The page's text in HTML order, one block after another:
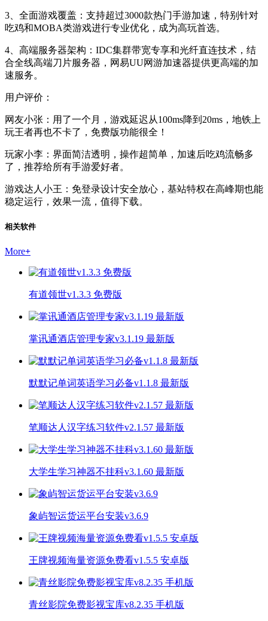
3、全面游戏覆盖：支持超过3000款热门手游加速，特别针对
吃鸡和MOBA类游戏进行专业优化，成为高玩首选。
4、高端服务器架构：IDC集群带宽专享和光纤直连技术，结
合全线高端刀片服务器，网易UU网游加速器提供更高端的加
速服务。
用户评价：
网友小张：用了一个月，游戏延迟从100ms降到20ms，地铁上
玩王者再也不卡了，免费版功能很全！
玩家小李：界面简洁透明，操作超简单，加速后吃鸡流畅多
了，推荐给所有手游爱好者。
游戏达人小王：免登录设计安全放心，基站特权在高峰期也能
稳定运行，效果一流，值得下载。
相关软件
More+
有道领世v1.3.3 免费版
掌讯通酒店管理专家v3.1.19 最新版
默默记单词英语学习必备v1.1.8 最新版
笔顺达人汉字练习软件v2.1.57 最新版
大学生学习神器不挂科v3.1.60 最新版
象屿智运货运平台安装v3.6.9
王牌视频海量资源免费看v1.5.5 安卓版
青丝影院免费影视宝库v8.2.35 手机版